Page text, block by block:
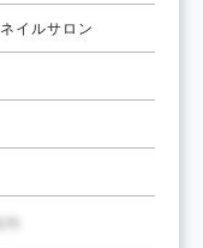
ネイルサロン